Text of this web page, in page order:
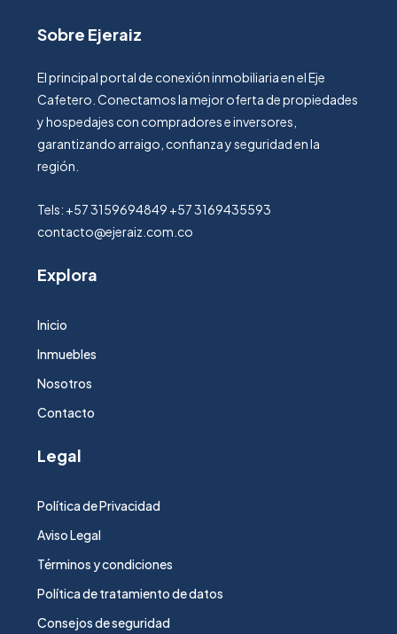
Sobre Ejeraiz
El principal portal de conexión inmobiliaria en el Eje
Cafetero. Conectamos la mejor oferta de propiedades
y hospedajes con compradores e inversores,
garantizando arraigo, confianza y seguridad en la
región.
Tels: +57 3159694849 +57 3169435593
contacto@ejeraiz.com.co
Explora
Inicio
Inmuebles
Nosotros
Contacto
Legal
Política de Privacidad
Aviso Legal
Términos y condiciones
Política de tratamiento de datos
Consejos de seguridad